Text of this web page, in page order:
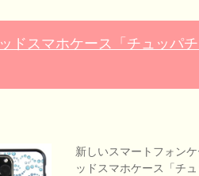
ドスマホケース「チュッパ
新しいスマートフォン
ッドスマホケース「チ